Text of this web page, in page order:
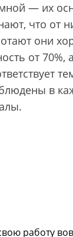
— их
что от
они
от 70%,
в